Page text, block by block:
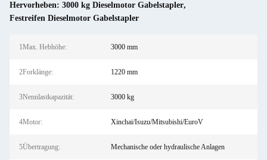
Hervorheben: 3000 kg Dieselmotor Gabelstapler,
Festreifen Dieselmotor Gabelstapler
1Max. Hebhöhe: 3000 mm
2Forklänge: 1220 mm
3Nennlastkapazität: 3000 kg
4Motor: Xinchai/Isuzu/Mitsubishi/EuroV
5Übertragung: Mechanische oder hydraulische Anlagen